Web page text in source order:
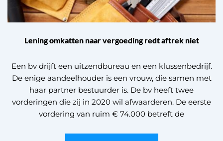
Lening omkatten naar vergoeding redt aftrek niet
Een bv drijft een uitzendbureau en een klussenbedrijf.
De enige aandeelhouder is een vrouw, die samen met
haar partner bestuurder is. De bv heeft twee
vorderingen die zij in 2020 wil afwaarderen. De eerste
vordering van ruim € 74.000 betreft de